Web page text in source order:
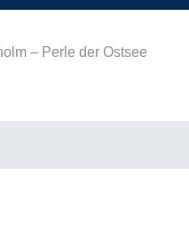
– Perle der Ostsee